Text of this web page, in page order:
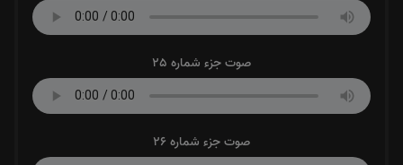
صوت جزء شماره 25
صوت جزء شماره 26